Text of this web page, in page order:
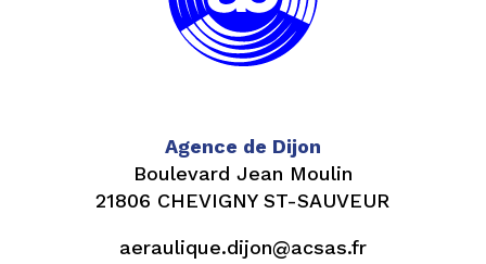
Agence de Dijon
Boulevard Jean Moulin
21806 CHEVIGNY ST-SAUVEUR
aeraulique.dijon@acsas.fr